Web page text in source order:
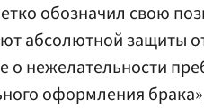
обозначил свою
абсолютной защиты
о нежелательности
оформления